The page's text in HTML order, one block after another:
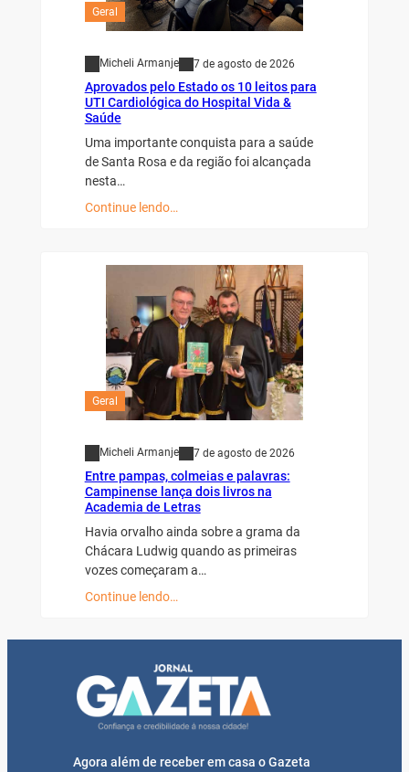
Geral
Micheli Armanje 7 de agosto de 2026
Aprovados pelo Estado os 10 leitos para
UTI Cardiológica do Hospital Vida &
Saúde
Uma importante conquista para a saúde
de Santa Rosa e da região foi alcançada
nesta…
Continue lendo…
Geral
Micheli Armanje 7 de agosto de 2026
Entre pampas, colmeias e palavras:
Campinense lança dois livros na
Academia de Letras
Havia orvalho ainda sobre a grama da
Chácara Ludwig quando as primeiras
vozes começaram a…
Continue lendo…
Agora além de receber em casa o Gazeta